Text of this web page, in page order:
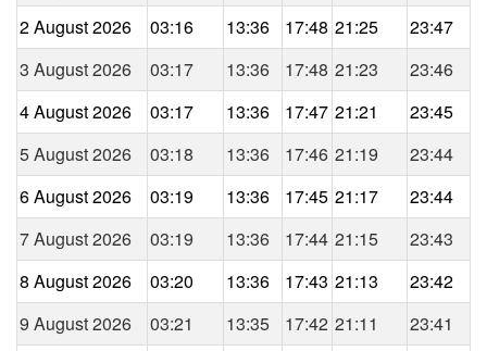
2 August 2026
03:16 13:36 17:48 21:25
23:47
3 August 2026
03:17 13:36 17:48 21:23
23:46
4 August 2026
03:17 13:36 17:47 21:21
23:45
5 August 2026
03:18 13:36 17:46 21:19
23:44
6 August 2026
03:19 13:36 17:45 21:17
23:44
7 August 2026
03:19 13:36 17:44 21:15
23:43
8 August 2026
03:20 13:36 17:43 21:13
23:42
9 August 2026
03:21 13:35 17:42 21:11
23:41